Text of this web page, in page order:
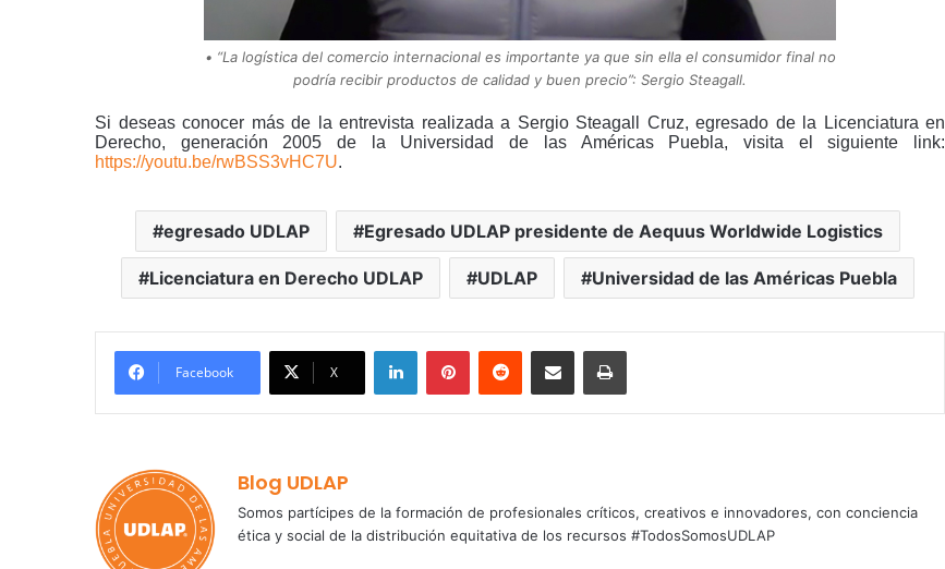
• “La logística del comercio internacional es importante ya que sin ella el consumidor final no
podría recibir productos de calidad y buen precio”: Sergio Steagall.
Si deseas conocer más de la entrevista realizada a Sergio Steagall Cruz, egresado de la Licenciatura en
Derecho, generación 2005 de la Universidad de las Américas Puebla, visita el siguiente link:
https://youtu.be/rwBSS3vHC7U.
egresado UDLAP Egresado UDLAP presidente de Aequus Worldwide Logistics
Licenciatura en Derecho UDLAP UDLAP Universidad de las Américas Puebla
Facebook X
LinkedInPinterestReddit Share via Email Print
Blog UDLAP
Somos partícipes de la formación de profesionales críticos, creativos e innovadores, con conciencia
ética y social de la distribución equitativa de los recursos #TodosSomosUDLAP